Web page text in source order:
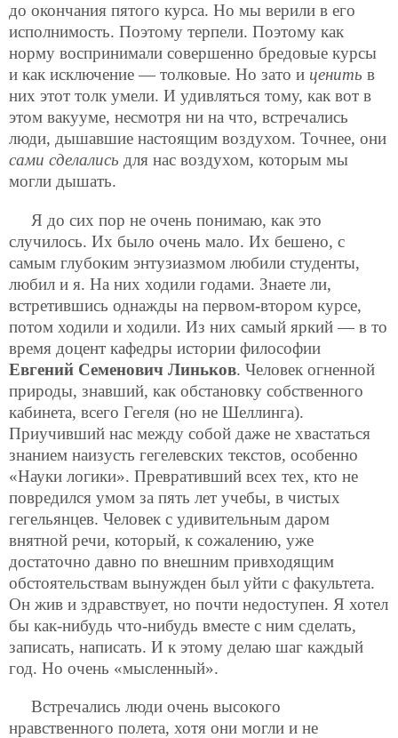
до окончания пятого курса. Но мы верили в его
исполнимость. Поэтому терпели. Поэтому как
норму воспринимали совершенно бредовые курсы
и как исключение — толковые. Но зато и ценить в
них этот толк умели. И удивляться тому, как вот в
этом вакууме, несмотря ни на что, встречались
люди, дышавшие настоящим воздухом. Точнее, они
сами сделались для нас воздухом, которым мы
могли дышать.
Я до сих пор не очень понимаю, как это
случилось. Их было очень мало. Их бешено, с
самым глубоким энтузиазмом любили студенты,
любил и я. На них ходили годами. Знаете ли,
встретившись однажды на первом-втором курсе,
потом ходили и ходили. Из них самый яркий — в то
время доцент кафедры истории философии
Евгений Семенович Линьков. Человек огненной
природы, знавший, как обстановку собственного
кабинета, всего Гегеля (но не Шеллинга).
Приучивший нас между собой даже не хвастаться
знанием наизусть гегелевских текстов, особенно
«Науки логики». Превративший всех тех, кто не
повредился умом за пять лет учебы, в чистых
гегельянцев. Человек с удивительным даром
внятной речи, который, к сожалению, уже
достаточно давно по внешним привходящим
обстоятельствам вынужден был уйти с факультета.
Он жив и здравствует, но почти недоступен. Я хотел
бы как-нибудь что-нибудь вместе с ним сделать,
записать, написать. И к этому делаю шаг каждый
год. Но очень «мысленный».
Встречались люди очень высокого
нравственного полета, хотя они могли и не